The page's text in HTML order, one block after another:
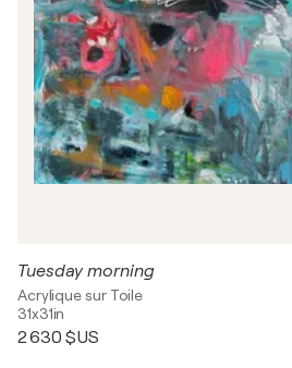
Tuesday morning
Acrylique sur Toile
31x31in
2 630 $US